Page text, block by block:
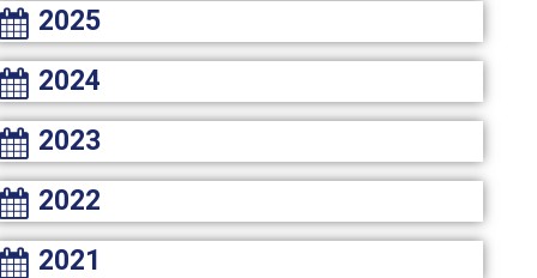
2025
2024
2023
2022
2021